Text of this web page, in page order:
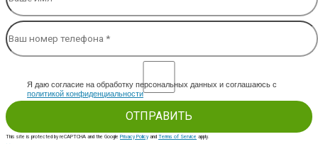
Я даю согласие на обработку персональных данных и соглашаюсь c
политикой конфиденциальности
This site is protected by reCAPTCHA and the Google Privacy Policy and Terms of Service apply.